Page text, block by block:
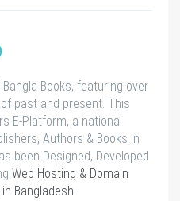
Books, featuring over
past and present. This
E-Platform, a national
Authors & Books in
been Designed, Developed
Web Hosting & Domain
Bangladesh